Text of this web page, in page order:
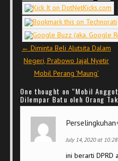
Post navigation
← Diminta Beli Alutsita Dalam
Negeri, Prabowo Jajal Nyetir
Mobil Perang ‘Maung’
One thought on “Mobil
Dilempar Batu oleh Orang
July 14, 2020 at
ini berarti DPRD